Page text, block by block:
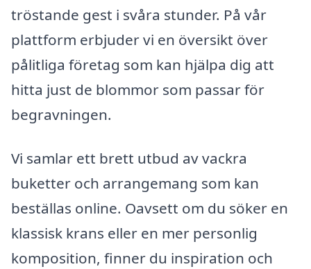
tröstande gest i svåra stunder. På vår
plattform erbjuder vi en översikt över
pålitliga företag som kan hjälpa dig att
hitta just de blommor som passar för
begravningen.
Vi samlar ett brett utbud av vackra
buketter och arrangemang som kan
beställas online. Oavsett om du söker en
klassisk krans eller en mer personlig
komposition, finner du inspiration och